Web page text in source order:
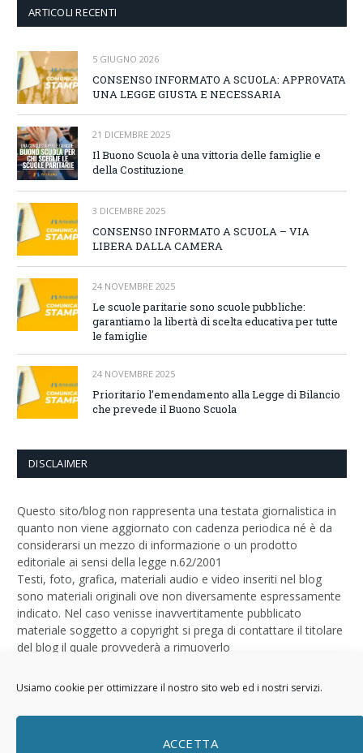
Usiamo cookie per ottimizzare il nostro sito web ed i nostri servizi.
ACCETTA
ARTICOLI RECENTI
5 GIUGNO 2026
CONSENSO INFORMATO A SCUOLA: APPROVATA
UNA LEGGE GIUSTA E NECESSARIA
21 DICEMBRE 2025
Il Buono Scuola è una vittoria delle famiglie e
della Costituzione
3 DICEMBRE 2025
CONSENSO INFORMATO A SCUOLA – VIA
LIBERA DALLA CAMERA
24 NOVEMBRE 2025
Le scuole paritarie sono scuole pubbliche:
garantiamo la libertà di scelta educativa per tutte
le famiglie
24 NOVEMBRE 2025
Prioritario l’emendamento alla Legge di Bilancio
che prevede il Buono Scuola
DISCLAIMER
Questo sito/blog non rappresenta una testata giornalistica in
quanto non viene aggiornato con cadenza periodica né è da
considerarsi un mezzo di informazione o un prodotto
editoriale ai sensi della legge n.62/2001
Testi, foto, grafica, materiali audio e video inseriti nel blog
sono materiali originali ove non diversamente espressamente
indicato. Nel caso venisse inavvertitamente pubblicato
materiale soggetto a copyright si prega di contattare il titolare
del blog il quale provvederà a rimuoverlo
Logo bySizegraph